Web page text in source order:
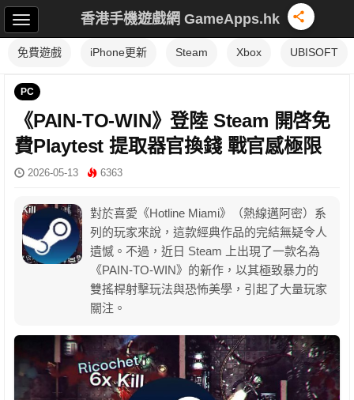
香港手機遊戲網 GameApps.hk
免費遊戲 iPhone更新 Steam Xbox UBISOFT
PC
《PAIN-TO-WIN》登陸 Steam 開啓免
費Playtest 提取器官換錢 戰官感極限
2026-05-13 6363
對於喜愛《Hotline Miami》（熱線邁阿密）系
列的玩家來說，這款經典作品的完結無疑令人
遺憾。不過，近日 Steam 上出現了一款名為
《PAIN-TO-WIN》的新作，以其極致暴力的
雙搖桿射擊玩法與恐怖美學，引起了大量玩家
關注。